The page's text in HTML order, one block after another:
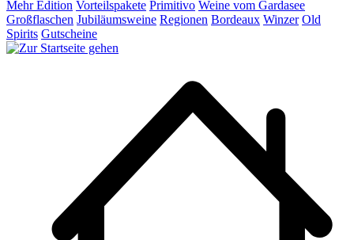
Mehr Edition Vorteilspakete Primitivo Weine vom Gardasee
Großflaschen Jubiläumsweine Regionen Bordeaux Winzer Old
Spirits Gutscheine